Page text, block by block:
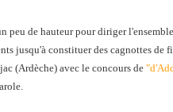
peu de hauteur pour diriger
jusqu'à constituer des cagnottes de
(Ardèche) avec le concours de